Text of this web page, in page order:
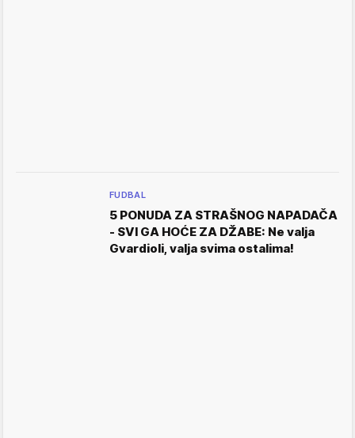
FUDBAL
5 PONUDA ZA STRAŠNOG NAPADAČA
- SVI GA HOĆE ZA DŽABE: Ne valja
Gvardioli, valja svima ostalima!